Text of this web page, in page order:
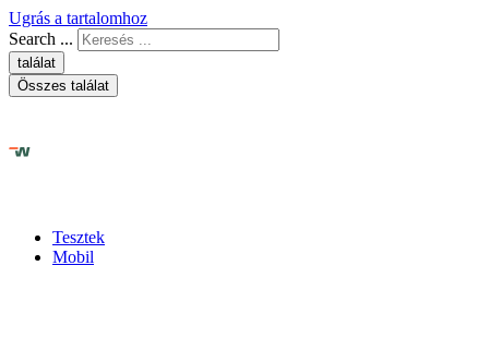
Ugrás a tartalomhoz
Search ...
találat
Összes találat
Tesztek
Mobil